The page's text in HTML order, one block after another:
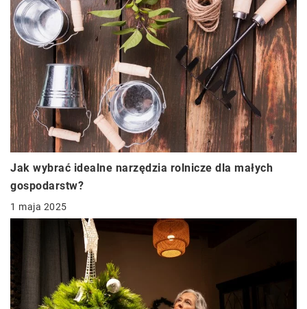
Jak wybrać idealne narzędzia rolnicze dla małych
gospodarstw?
1 maja 2025